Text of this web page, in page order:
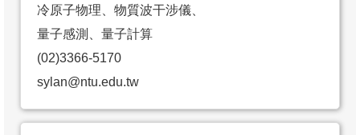
冷原子物理、物質波干涉儀、
量子感測、量子計算
(02)3366-5170
sylan@ntu.edu.tw